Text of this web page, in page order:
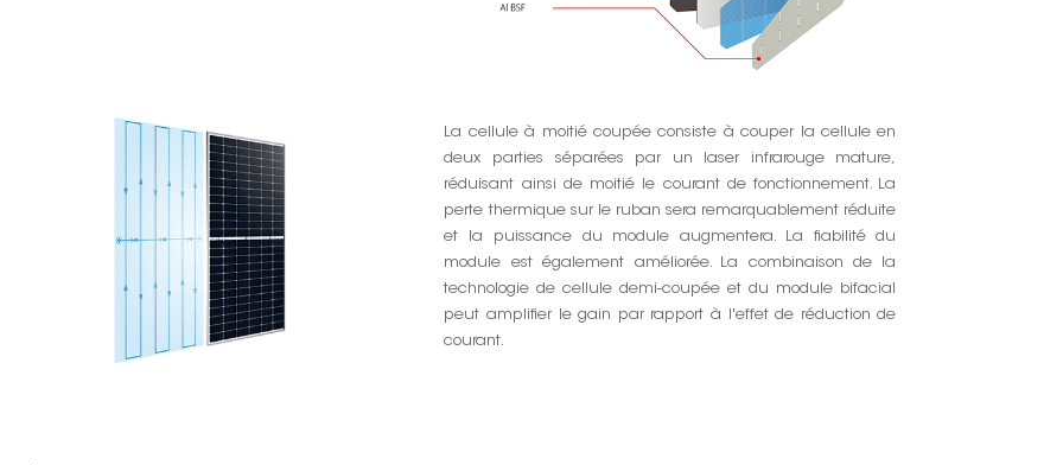
La cellule à moitié coupée consiste à couper la cellule en
deux parties séparées par un laser infrarouge mature,
réduisant ainsi de moitié le courant de fonctionnement. La
perte thermique sur le ruban sera remarquablement réduite
et la puissance du module augmentera. La fiabilité du
module est également améliorée. La combinaison de la
technologie de cellule demi-coupée et du module bifacial
peut amplifier le gain par rapport à l'effet de réduction de
courant.